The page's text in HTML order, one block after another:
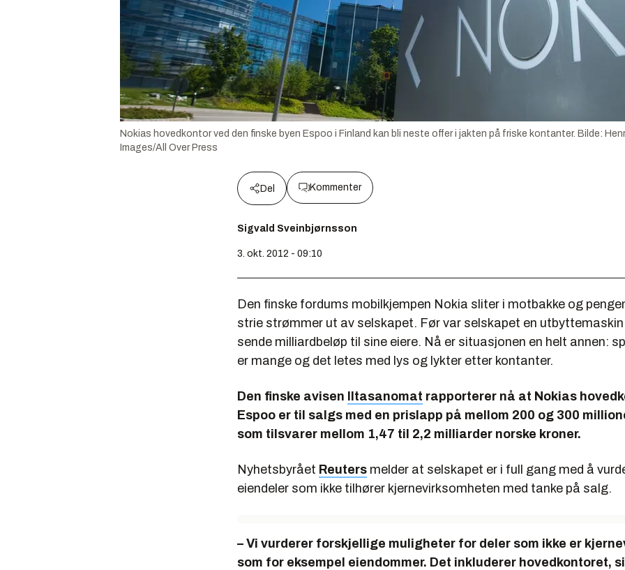
Nokias hovedkontor ved den finske byen Espoo i Finland kan bli neste offer i jakten på friske kontanter. Bilde:
Images/All Over Press
Del Kommenter
Sigvald Sveinbjørnsson
3. okt. 2012 - 09:10
Den finske fordums mobilkjempen Nokia sliter i motbakke og
strie strømmer ut av selskapet. Før var selskapet en
sende milliardbeløp til sine eiere. Nå er situasjonen en helt annen:
er mange og det letes med lys og lykter etter kontanter.
Den finske avisen Iltasanomat rapporterer nå at Nokias
Espoo er til salgs med en prislapp på mellom 200 og 300
som tilsvarer mellom 1,47 til 2,2 milliarder norske kroner.
Nyhetsbyrået Reuters melder at selskapet er i full gang med å
eiendeler som ikke tilhører kjernevirksomheten med tanke på salg.
– Vi vurderer forskjellige muligheter for deler som ikke er
som for eksempel eiendommer. Det inkluderer hovedkontoret,